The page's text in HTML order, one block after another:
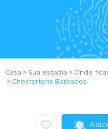
Casa Sua estadia Onde
Chestertons Barbados